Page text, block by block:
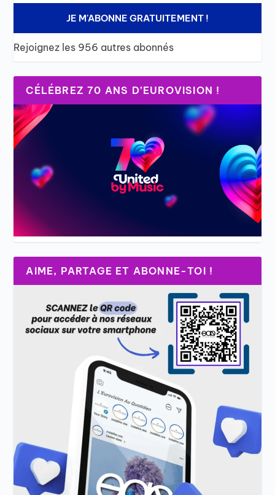
JE M'ABONNE GRATUITEMENT !
Rejoignez les 956 autres abonnés
CÉLÉBREZ 70 ANS D’EUROVISION !
AIME, PARTAGE ET ABONNE-TOI !